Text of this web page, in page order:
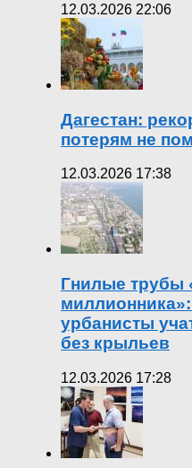
12.03.2026 22:06
Дагестан:
потерям не
12.03.2026 17:38
Гнилые трубы
урбанисты
без крыльев
12.03.2026 17:28